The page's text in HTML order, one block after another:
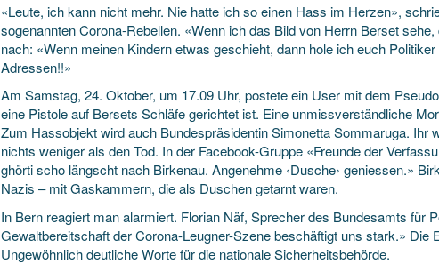
«Leute, ich kann nicht mehr. Nie hatte ich so einen Hass im Herzen»,
sogenannten Corona-Rebellen. «Wenn ich das Bild von Herrn Berset
nach: «Wenn meinen Kindern etwas geschieht, dann hole ich euch
Adressen!!»
Am Samstag, 24. Oktober, um 17.09 Uhr, postete ein User mit dem
eine Pistole auf Bersets Schläfe gerichtet ist. Eine unmissverständliche
Zum Hassobjekt wird auch Bundespräsidentin Simonetta Sommaruga. Ihr
nichts weniger als den Tod. In der Facebook-Gruppe «Freunde der
ghörti scho längscht nach Birkenau. Angenehme ‹Dusche› geniessen.»
Nazis – mit Gaskammern, die als Duschen getarnt waren.
In Bern reagiert man alarmiert. Florian Näf, Sprecher des Bundesamts für
Gewaltbereitschaft der Corona-Leugner-Szene beschäftigt uns stark.» Die
Ungewöhnlich deutliche Worte für die nationale Sicherheitsbehörde.